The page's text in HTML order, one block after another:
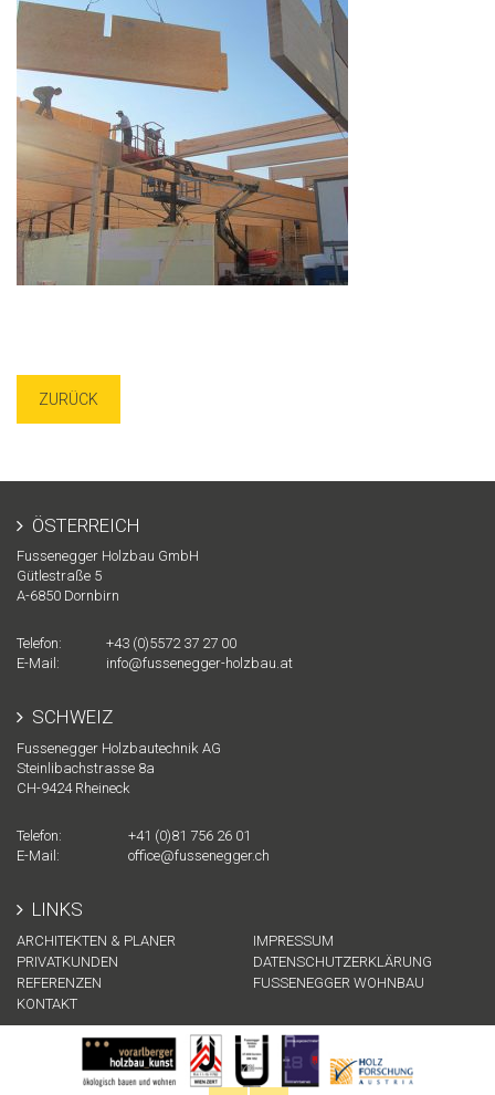
ZURÜCK
ÖSTERREICH
Fussenegger Holzbau GmbH
Gütlestraße 5
A-6850 Dornbirn
Telefon:
+43 (0)5572 37 27 00
E-Mail:
info@fussenegger-holzbau.at
SCHWEIZ
Fussenegger Holzbautechnik AG
Steinlibachstrasse 8a
CH-9424 Rheineck
Telefon:
+41 (0)81 756 26 01
E-Mail:
office@fussenegger.ch
LINKS
ARCHITEKTEN & PLANER
PRIVATKUNDEN
REFERENZEN
KONTAKT
IMPRESSUM
DATENSCHUTZERKLÄRUNG
FUSSENEGGER WOHNBAU